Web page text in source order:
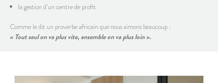
la gestion d’un centre de profit
Comme le dit un proverbe africain que nous aimons beaucoup :
« Tout seul on va plus vite, ensemble on va plus loin ».